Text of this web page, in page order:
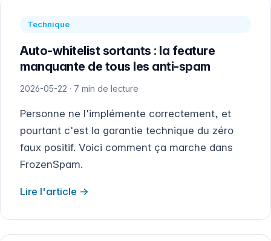
Technique
Auto-whitelist sortants : la feature
manquante de tous les anti-spam
2026-05-22 · 7 min de lecture
Personne ne l'implémente correctement, et
pourtant c'est la garantie technique du zéro
faux positif. Voici comment ça marche dans
FrozenSpam.
Lire l'article